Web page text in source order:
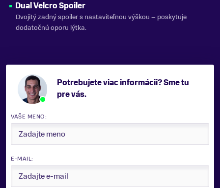
Dual Velcro Spoiler
Dvojitý zadný spoiler s nastaviteľnou výškou – poskytuje
dodatočnú oporu lýtka.
Potrebujete viac informácii? Sme tu
pre vás.
VAŠE MENO:
E-MAIL: